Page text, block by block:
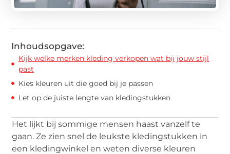
Inhoudsopgave:
Kijk welke merken kleding verkopen wat bij jouw stijl
past
Kies kleuren uit die goed bij je passen
Let op de juiste lengte van kledingstukken
Het lijkt bij sommige mensen haast vanzelf te
gaan. Ze zien snel de leukste kledingstukken in
een kledingwinkel en weten diverse kleuren